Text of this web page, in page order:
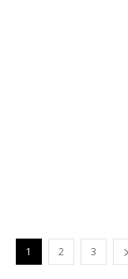
1 2 3